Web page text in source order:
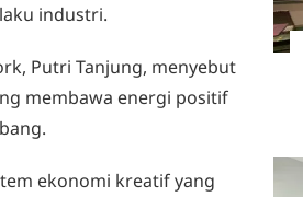
industri.
Putri Tanjung, menyebut
membawa energi positif
ekonomi kreatif yang